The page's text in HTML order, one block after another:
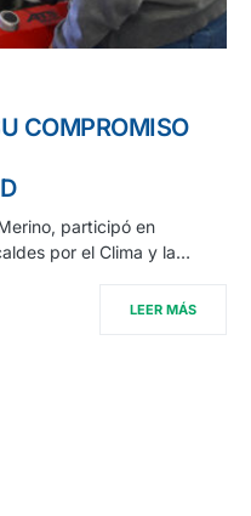
COMPROMISO
participó en
por el Clima y la…
LEER MÁS